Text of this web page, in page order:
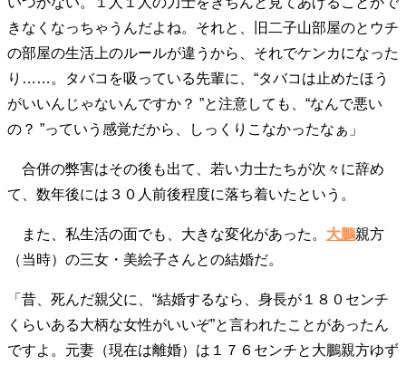
きなくなっちゃうんだよね。それと、旧二子山部屋のとウチ
の部屋の生活上のルールが違うから、それでケンカになった
り……。タバコを吸っている先輩に、“タバコは止めたほう
がいいんじゃないんですか？ ”と注意しても、“なんで悪い
の？ ”っていう感覚だから、しっくりこなかったなぁ」
合併の弊害はその後も出て、若い力士たちが次々に辞め
て、数年後には３０人前後程度に落ち着いたという。
また、私生活の面でも、大きな変化があった。 大鵬親方
（当時）の三女・美絵子さんとの結婚だ。
「昔、死んだ親父に、“結婚するなら、身長が１８０センチ
くらいある大柄な女性がいいぞ”と言われたことがあったん
ですよ。元妻（現在は離婚）は１７６センチと大鵬親方ゆず